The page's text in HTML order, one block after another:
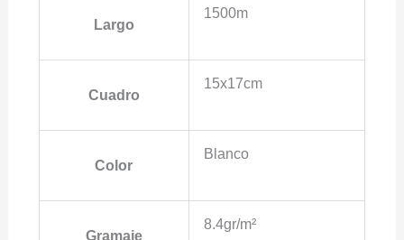
Largo
1500m
Cuadro
15x17cm
Color
Blanco
Gramaje
8.4gr/m²